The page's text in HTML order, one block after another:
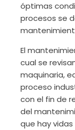
óptimas
procesos se
El
cual se
maquinaria,
proceso
con el fin de
del
que hay